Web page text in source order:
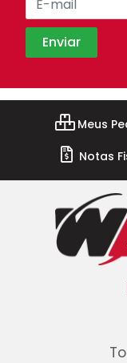
Meus
Notas